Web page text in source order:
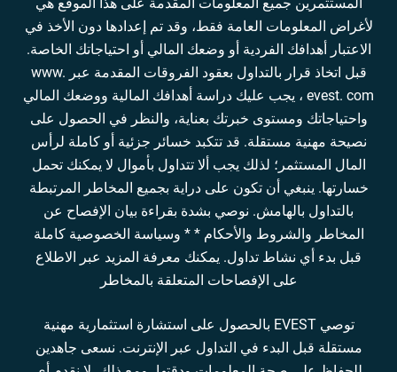
المستثمرين جميع المعلومات المقدمة على هذا الموقع هي
لأغراض المعلومات العامة فقط، وقد تم إعدادها دون الأخذ في
الاعتبار أهدافك الفردية أو وضعك المالي أو احتياجاتك الخاصة.
قبل اتخاذ قرار بالتداول بعقود الفروقات المقدمة عبر www.
evest. com ، يجب عليك دراسة أهدافك المالية ووضعك المالي
واحتياجاتك ومستوى خبرتك بعناية، والنظر في الحصول على
نصيحة مهنية مستقلة. قد تتكبد خسائر جزئية أو كاملة لرأس
المال المستثمر؛ لذلك يجب ألا تتداول بأموال لا يمكنك تحمل
خسارتها. ينبغي أن تكون على دراية بجميع المخاطر المرتبطة
بالتداول بالهامش. نوصي بشدة بقراءة بيان الإفصاح عن
المخاطر والشروط والأحكام * * وسياسة الخصوصية كاملة
قبل بدء أي نشاط تداول. يمكنك معرفة المزيد عبر الاطلاع
على الإفصاحات المتعلقة بالمخاطر
توصي EVEST بالحصول على استشارة استثمارية مهنية
مستقلة قبل البدء في التداول عبر الإنترنت. نسعى جاهدين